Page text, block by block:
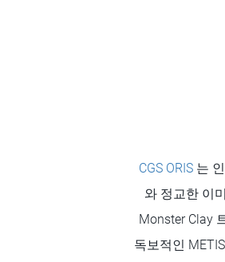
CGS ORIS 는
와 정교한 이
Monster Clay
독보적인